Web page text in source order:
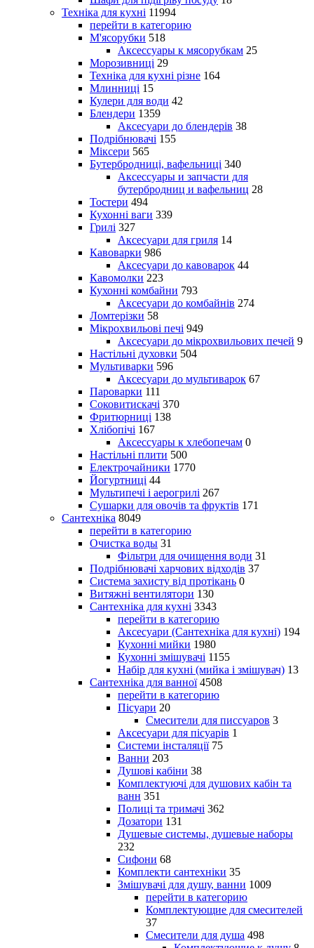
Техніка для кухні 11994
перейти в категорию
М'ясорубки 518
Аксессуары к мясорубкам 25
Морозивниці 29
Техніка для кухні різне 164
Млинниці 15
Кулери для води 42
Блендери 1359
Аксесуари до блендерів 38
Подрібнювачі 155
Міксери 565
Бутербродниці, вафельниці 340
Аксессуары и запчасти для
бутербродниц и вафельниц 28
Тостери 494
Кухонні ваги 339
Грилі 327
Аксесуари для гриля 14
Кавоварки 986
Аксесуари до кавоварок 44
Кавомолки 223
Кухонні комбайни 793
Аксесуари до комбайнів 274
Ломтерізки 58
Мікрохвильові печі 949
Аксесуари до мікрохвильових печей 9
Настільні духовки 504
Мультиварки 596
Аксесуари до мультиварок 67
Пароварки 111
Соковитискачі 370
Фритюрниці 138
Хлібопічі 167
Аксессуары к хлебопечам 0
Настільні плити 500
Електрочайники 1770
Йогуртниці 44
Мультипечі і аерогрилі 267
Сушарки для овочів та фруктів 171
Сантехніка 8049
перейти в категорию
Очистка воды 31
Фільтри для очищення води 31
Подрібнювачі харчових відходів 37
Система захисту від протікань 0
Витяжні вентилятори 130
Сантехніка для кухні 3343
перейти в категорию
Аксесуари (Сантехніка для кухні) 194
Кухонні мийки 1980
Кухонні змішувачі 1155
Набір для кухні (мийка і змішувач) 13
Сантехніка для ванної 4508
перейти в категорию
Пісуари 20
Смесители для писсуаров 3
Аксесуари для пісуарів 1
Системи інсталяції 75
Ванни 203
Душові кабіни 38
Комплектуючі для душових кабін та
ванн 351
Полиці та тримачі 362
Дозатори 131
Душевые системы, душевые наборы
232
Сифони 68
Комплекти сантехніки 35
Змішувачі для душу, ванни 1009
перейти в категорию
Комплектующие для смесителей
37
Смесители для душа 498